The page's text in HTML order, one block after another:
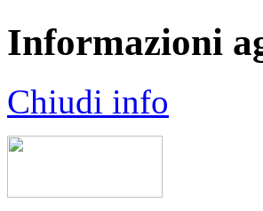
Informazioni
Chiudi info